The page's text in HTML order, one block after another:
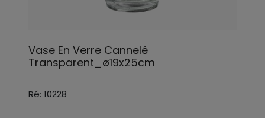
Vase En Verre Cannelé
Transparent_ø19x25cm
Ré: 10228